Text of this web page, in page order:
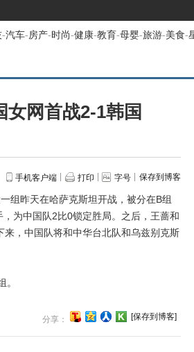
-汽车-房产-时尚-健康-教育-母婴-旅游-美食-
网首战2-1韩国
手机客户端 打印 字号 保存到博客
昨天在哈萨克斯坦开战，被分在B组
为中国队2比0锁定胜局。之后，王蔷和
，中国队将和中华台北队和乌兹别克斯
分享： [保存到博客]